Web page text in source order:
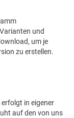
und
um je
zu erstellen.
in eigener
auf den von uns